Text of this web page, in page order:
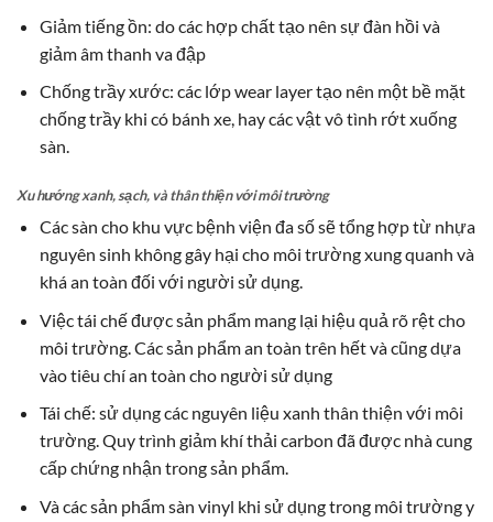
Giảm tiếng ồn: do các hợp chất tạo nên sự đàn hồi và
giảm âm thanh va đập
Chống trầy xước: các lớp wear layer tạo nên một bề mặt
chống trầy khi có bánh xe, hay các vật vô tình rớt xuống
sàn.
Xu hướng xanh, sạch, và thân thiện với môi trường
Các sàn cho khu vực bệnh viện đa số sẽ tổng hợp từ nhựa
nguyên sinh không gây hại cho môi trường xung quanh và
khá an toàn đối với người sử dụng.
Việc tái chế được sản phẩm mang lại hiệu quả rõ rệt cho
môi trường. Các sản phẩm an toàn trên hết và cũng dựa
vào tiêu chí an toàn cho người sử dụng
Tái chế: sử dụng các nguyên liệu xanh thân thiện với môi
trường. Quy trình giảm khí thải carbon đã được nhà cung
cấp chứng nhận trong sản phẩm.
Và các sản phẩm sàn vinyl khi sử dụng trong môi trường y